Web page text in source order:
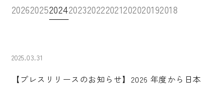
202620252024202320222021202020192018
2025.03.31
【プレスリリースのお知らせ】2026 年度から日本